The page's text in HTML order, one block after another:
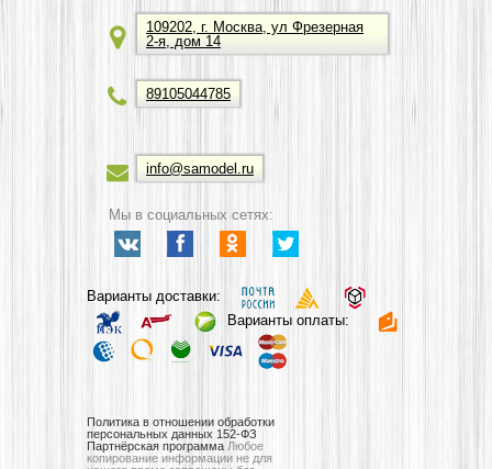
109202, г. Москва, ул Фрезерная
2-я, дом 14
89105044785
info@samodel.ru
Мы в социальных сетях:
Варианты доставки:
Варианты оплаты:
Политика в отношении обработки
персональных данных 152-ФЗ
Партнёрская программа Любое
копирование информации не для